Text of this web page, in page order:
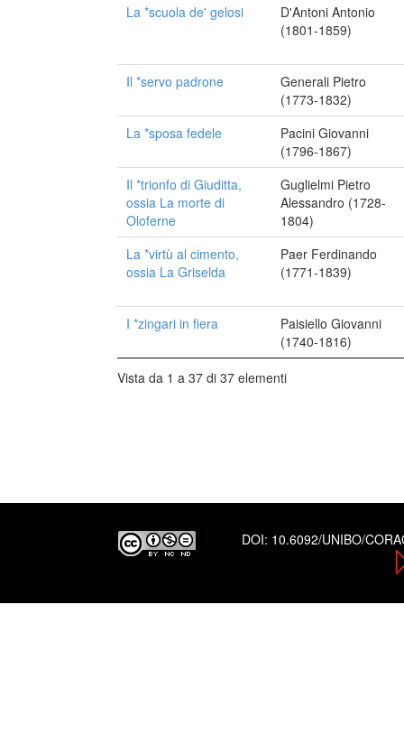
La *scuola de' gelosi
D'Antoni Antonio
(1801-1859)
Il *servo padrone
Generali Pietro
(1773-1832)
La *sposa fedele
Pacini Giovanni
(1796-1867)
Il *trionfo di Giuditta,
ossia La morte di
Oloferne
Guglielmi Pietro
Alessandro (1728-
1804)
La *virtù al cimento,
ossia La Griselda
Paer Ferdinando
(1771-1839)
I *zingari in fiera
Paisiello Giovanni
(1740-1816)
Vista da 1 a 37 di 37 elementi
DOI: 10.6092/UNIBO/